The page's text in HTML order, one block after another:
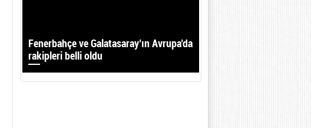
Fenerbahçe ve Galatasaray’ın Avrupa’da
rakipleri belli oldu